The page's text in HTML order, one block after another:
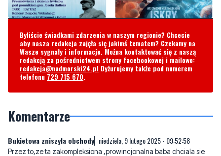
Byliście świadkami zdarzenia w naszym regionie? Chcecie
aby nasza redakcja zajęła się jakimś tematem? Czekamy na
Wasze sygnały i informacje. Można kontaktować się z naszą
redakcją za pośrednictwem strony facebookowej i mailowo:
redakcja@nadmorski24.pl Dyżurujemy także pod numerem
telefonu 729 715 670.
Komentarze
Bukietowa zniszyla obchody niedziela, 9 lutego 2025 - 09:52:58
Przez to,ze ta zakompleksiona ,prowincjonalna baba chciala sie